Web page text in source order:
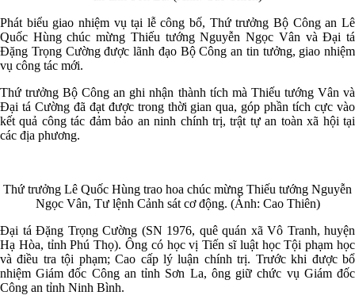
Phát biểu giao nhiệm vụ tại lễ công bố, Thứ trưởng Bộ Công an Lê
Quốc Hùng chúc mừng Thiếu tướng Nguyễn Ngọc Vân và Đại tá
Đặng Trọng Cường được lãnh đạo Bộ Công an tin tưởng, giao nhiệm
vụ công tác mới.
Thứ trưởng Bộ Công an ghi nhận thành tích mà Thiếu tướng Vân và
Đại tá Cường đã đạt được trong thời gian qua, góp phần tích cực vào
kết quả công tác đảm bảo an ninh chính trị, trật tự an toàn xã hội tại
các địa phương.
Thứ trưởng Lê Quốc Hùng trao hoa chúc mừng Thiếu tướng Nguyễn
Ngọc Vân, Tư lệnh Cảnh sát cơ động. (Ảnh: Cao Thiên)
Đại tá Đặng Trọng Cường (SN 1976, quê quán xã Vô Tranh, huyện
Hạ Hòa, tỉnh Phú Thọ). Ông có học vị Tiến sĩ luật học Tội phạm học
và điều tra tội phạm; Cao cấp lý luận chính trị. Trước khi được bổ
nhiệm Giám đốc Công an tỉnh Sơn La, ông giữ chức vụ Giám đốc
Công an tỉnh Ninh Bình.